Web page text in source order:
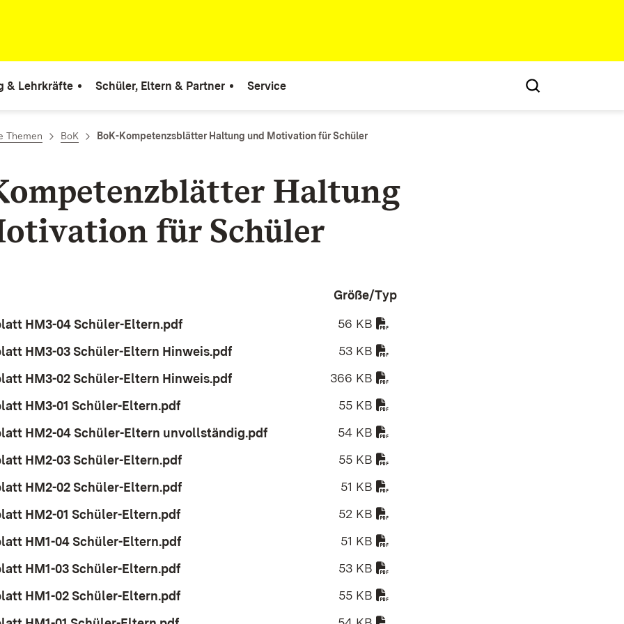
& Lehrkräfte Schüler, Eltern & Partner Service
Themen BoK BoK-Kompetenzsblätter Haltung und Motivation für Schüler
Haltung
für Schüler
Größe/Typ
HM3-04 Schüler-Eltern.pdf
56 KB
HM3-03 Schüler-Eltern Hinweis.pdf (Öffnet in neuem Fenster)
53 KB
HM3-02 Schüler-Eltern Hinweis.pdf (Öffnet in neuem Fenster)
366 KB
HM3-01 Schüler-Eltern.pdf
55 KB
HM2-04 Schüler-Eltern unvollständig.pdf (Öffnet in neuem Fenster)
54 KB
HM2-03 Schüler-Eltern.pdf
55 KB
HM2-02 Schüler-Eltern.pdf
51 KB
HM2-01 Schüler-Eltern.pdf
52 KB
HM1-04 Schüler-Eltern.pdf
51 KB
HM1-03 Schüler-Eltern.pdf
53 KB
HM1-02 Schüler-Eltern.pdf
55 KB